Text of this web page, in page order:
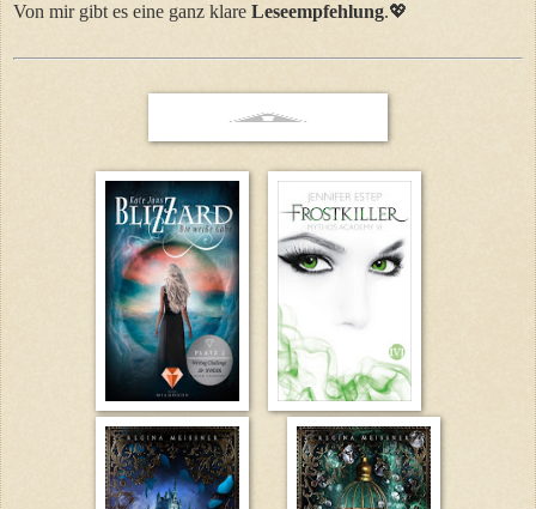
Von mir gibt es eine ganz klare Leseempfehlung.💖